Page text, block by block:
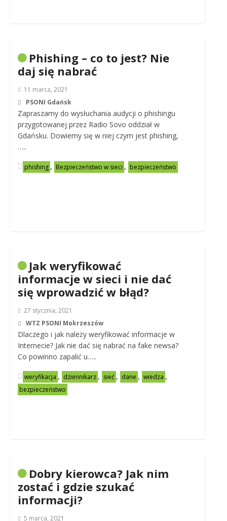
Phishing – co to jest? Nie
daj się nabrać
11 marca, 2021
PSONI Gdańsk
Zapraszamy do wysłuchania audycji o phishingu
przygotowanej przez Radio Sovo oddział w
Gdańsku. Dowiemy się w niej czym jest phishing,
…..
phishing , Bezpieczeństwo w sieci , bezpieczeństwo
Jak weryfikować
informacje w sieci i nie dać
się wprowadzić w błąd?
27 stycznia, 2021
WTZ PSONI Mokrzeszów
Dlaczego i jak należy weryfikować informacje w
Internecie? Jak nie dać się nabrać na fake newsa?
Co powinno zapalić u…..
weryfikacja , dziennikarz , sieć , dane , wiedza ,
bezpieczeństwo
Dobry kierowca? Jak nim
zostać i gdzie szukać
informacji?
5 marca, 2021